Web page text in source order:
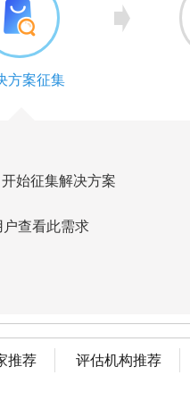
方案征集
开始征集解决方案
户查看此需求
推荐 评估机构推荐